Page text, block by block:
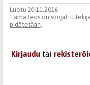
Luotu 20.11.2016
Tämä teos on suojattu
pidätetään.
Kirjaudu tai